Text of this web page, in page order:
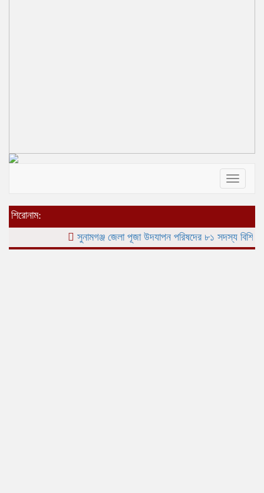
Toggle
শিরোনাম:
সুনামগঞ্জ জেলা পূজা উদযাপন পরিষদের ৮১ সদস্য বিশিষ্ঠ পূর্ণাঙ্গ